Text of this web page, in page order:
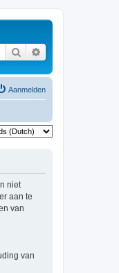
Zoeken
Aanmelden
niet
aan te
van
van